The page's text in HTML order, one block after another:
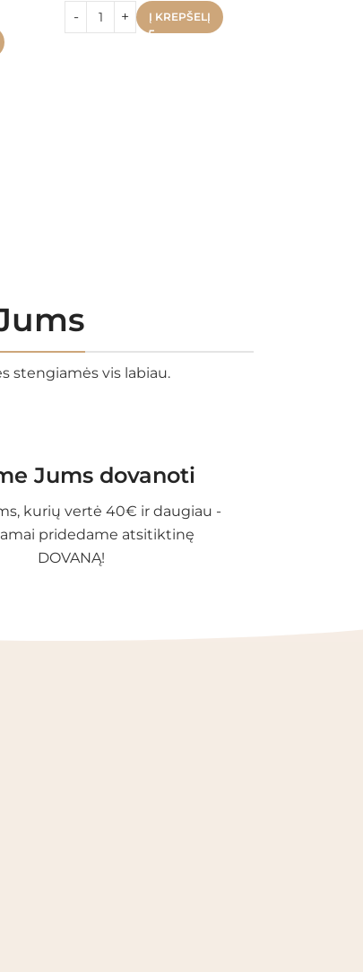
Į KREPŠELĮ
stengiamės vis labiau.
Jums dovanoti
kurių vertė 40€ ir daugiau -
pridedame atsitiktinę
DOVANĄ!